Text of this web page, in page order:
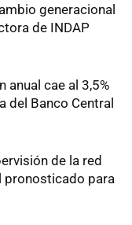
generacional
de INDAP
anual cae al 3,5%
del Banco Central
de la red
pronosticado para